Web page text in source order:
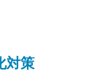
対策